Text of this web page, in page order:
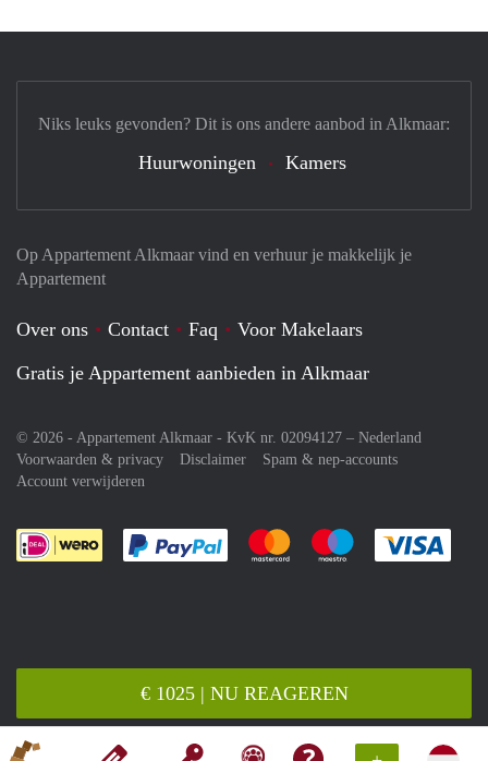
€ 1025 | NU REAGEREN
Op Appartement Alkmaar vind en verhuur je makkelijk je
Appartement
Over ons Contact Faq
Voor Makelaars
Gratis je Appartement aanbieden in Alkmaar
© 2026 - Appartement Alkmaar - KvK nr. 02094127 – Nederland
Voorwaarden & privacy
Disclaimer
Spam & nep-accounts
Account verwijderen
Je rekent gemakkelijk af met Paypal
Je rekent gemakkelijk af met
Je rekent
Niks leuks gevonden? Dit is ons andere aanbod in Alkmaar:
Huurwoningen Kamers